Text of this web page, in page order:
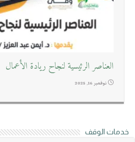
العناصر الرئيسية لنجاح ريادة الأعمال
نوفمبر 16, 2025
خدمات الوقف